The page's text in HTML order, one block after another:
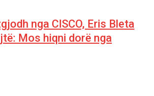
nga CISCO, Eris Bleta
Mos hiqni dorë nga